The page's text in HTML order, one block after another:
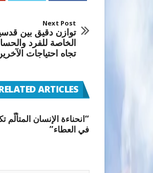
Next Post
توازن دقيق بين
الخاصة للفرد
تجاه احتياجات
ARTICLES
“انحناءة الإنسان المتألّم
في العطاء”